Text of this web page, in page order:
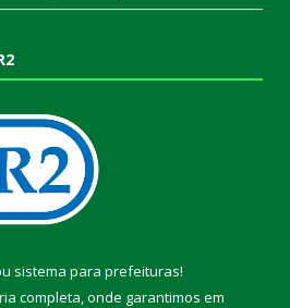
sistema para prefeituras!
completa, onde garantimos em